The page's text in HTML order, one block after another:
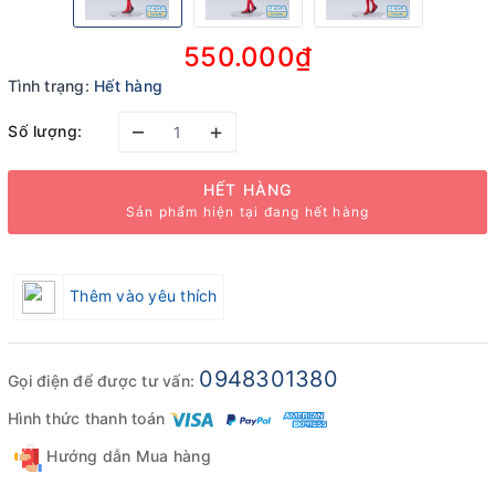
550.000₫
Tình trạng: Hết hàng
Số lượng: – +
HẾT HÀNG
Sản phẩm hiện tại đang hết hàng
Thêm vào yêu thích
Gọi điện để được tư vấn: 0948301380
Hình thức thanh toán
Hướng dẫn Mua hàng